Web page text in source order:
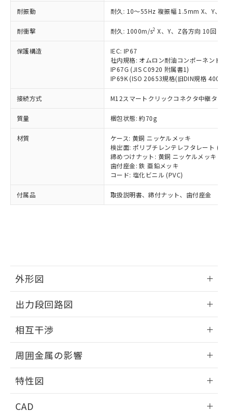
耐振動 耐久: 10～55Hz 複振幅 1.5mm X、Y、Z
耐衝撃 耐久: 1000m/s2 X、Y、Z各方向 10回
保護構造
IEC: IP67
社内規格: オムロン耐油コンポーネント
IP67G (JIS C0920 附属書1)
IP69K (ISO 20653規格(旧DIN規格
接続方式 M12スマートクリックコネクタ中継タイ
質量 梱包状態: 約70g
材質
ケース: 黄銅 ニッケルメッキ
検出面: ポリブチレンテレフタレート
締めつけナット: 黄銅 ニッケルメッキ
歯付座金: 鉄 亜鉛メッキ
コード: 塩化ビニル (PVC)
付属品 取扱説明書、締付ナット、歯付座金
外形図
外形図
出力段回路図
出力段回路図
相互干渉
相互干渉
周囲金属の影響
周囲金属の影響
特性図
CAD
記載している更新日時点での社内デー
タに基づき作成されるものであり、閲
覧された時点での実際の在庫および標
準価格とは異なる場合があることをご
了承ください。
正式な納期状況および標準価格はお客
様のお取引先、またはお客様担当のオ
ムロン制御機器販売店・当社販売員に
ご相談ください。
オムロン制御機器販売店や当社販売拠
販売ネットワーク
」をご確認
在庫状況および標準価格結果を当社の
事前の承諾なく第三者に漏洩または開
示しないようお願いします。
マイパーツ機能（部品リスト作成サー
ビス）をご利用いただくには、I-Web
メンバーズにご登録されている必要が
あります。
をご了承ください。
の共同利用に関して"
の「1.共同利
用者の範囲」に記載されている法人を
指します。
*EU RoHS指令（10物質）：
鉛(Pb) 1000ppm以下、 水銀(Hg) 1000ppm以下、 カド
ミウム(Cd) 100ppm以下、
六価クロム(Cr(Ⅵ)) 1000ppm以下、ポリ臭化ビフェニル
(PBDE) 1000ppm以下、フタル酸ビス(2-エチルヘキシ
ル) (DEHP)(別名：DOP) 1000ppm以下、フタル酸ブチ
ルベンジル（BBP） 1000ppm以下、フタル酸ジブチル
（DBP） 1000ppm以下、フタル酸ジイソブチル
適用除外項目は除く。
フタル酸エステル類の４物質については閾値を超える意
図的な使用がないことを確認しています。
部品在庫の切り替え状況などにより、予定
月が前後することがあります。
EU RoHS指令（10物質）の非含有証明書
51物質の非含有証明書（当社基準）
るもので、過去に遡って非含有を証明する
ものではありません。
また、RoHS指令のフタル酸エステル類４
荷製品に未対応品が混在することから備考
欄に対応日を記載しておりました。
既に当社にて対応品への在庫切替を完了
していることから、特段のことがない限
り、2022年1月12日より割愛しておりま
い合わせください。
Pb(鉛) :1000ppm、 Hg(水銀) : 1000ppm、 Cd(カドミウ
Cr(Ⅵ)(六価クロム) : 1000ppm、 PBBs(ポリ臭化ビフェ
ニル類) : 1000ppm、 PBDEs(ポリ臭化ジフェニルエーテ
DBP(フタル酸ジブチル) : 1000ppm、 DIBP(フタル酸ジ
イソブチル) : 1000ppm、 BBP(フタル酸ブチルベンジ
DEHP(フタル酸ビス(2-エチルヘキシル)) : 1000ppm
※2 環境保護使用期限
「ｅ」：有害物質（10物質）のすべてが基
準値以下であることを示します。
「10」：通常の使用状況下において有害物
質が外部に漏えいし、環境に深刻な影響を
及ぼさない年数を意味します。
「－」：未確認です。当社販売部門へお問
（以下｢規制貨物等」という）を輸出
国政府の輸出許可(または役務取引許
可)を取得するなどの必要な手続きを
当社は規制貨物を破棄する場合は、完
全に破砕するなど、違法に輸出されな
いよう必要な手段を講じます。
ル、化学兵器、生物兵器またはその他
武器並びにこれらの製造装置等に一切
当社は、貴社製品を第三者に販売する
場合は、上記1、2および3の内容を当
該第三者に通知します。また当社は、
販売先および販売に係わる関係者が違
法に輸出するおそれがある場合は、取
り引きをいたしません。
一定数以上の在庫あり
一定数には満たないが在庫あり
いては、お客様のお取引先、ま
たはお客様担当のオムロン制御
機器販売店・当社販売員にご確
認ください)
受注生産機種、また在庫状況の
情報を公開していない機種